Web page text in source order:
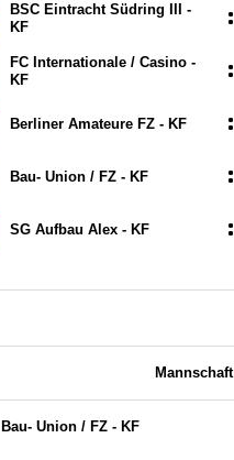
BSC Eintracht Südring III -
KF
:
FC Internationale /​ Casino -
KF
:
Berliner Amateure FZ - KF :
Bau- Union /​ FZ - KF :
SG Aufbau Alex - KF :
Mannschaft
Bau- Union /​ FZ - KF